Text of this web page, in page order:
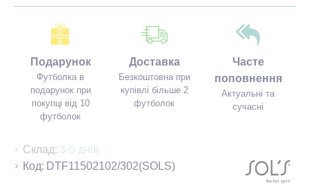
Подарунок
Футболка в
подарунок при
покупці від 10
футболок
Доставка
Безкоштовна при
купівлі більше 2
футболок
Часте
поповнення
Актуальні та
сучасні
Склад: 3-5 днів
Код: DTF11502102/302(SOLS)